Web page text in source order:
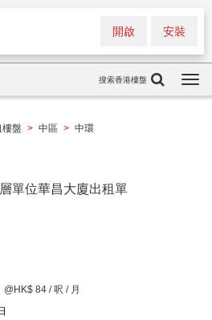
安裝
開啟
搜索香港樓盤
樓盤 > 中區 > 中環
單位華昌大廈出租單
@HK$ 84 / 呎 / 月